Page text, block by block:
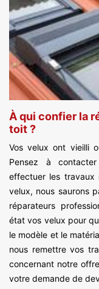
À qui confier la
toit ?
Vos velux ont vieilli
Pensez à
effectuer les travaux
velux, nous saurons
réparateurs
état vos velux pour
le modèle et le
nous remettre vos
concernant notre
votre demande de